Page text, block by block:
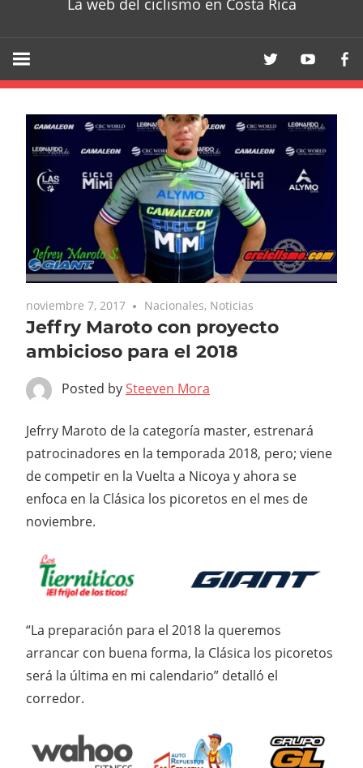
La web del ciclismo en Costa Rica
noviembre 7, 2017 Nacionales, Noticias
Jeffry Maroto con proyecto
ambicioso para el 2018
Posted bySteeven Mora
Jefrry Maroto de la categoría master, estrenará
patrocinadores en la temporada 2018, pero; viene
de competir en la Vuelta a Nicoya y ahora se
enfoca en la Clásica los picoretos en el mes de
noviembre.
“La preparación para el 2018 la queremos
arrancar con buena forma, la Clásica los picoretos
será la última en mi calendario” detalló el
corredor.